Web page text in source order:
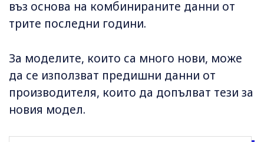
въз основа на комбинираните данни от
трите последни години.
За моделите, които са много нови, може
да се използват предишни данни от
производителя, които да допълват тези за
новия модел.